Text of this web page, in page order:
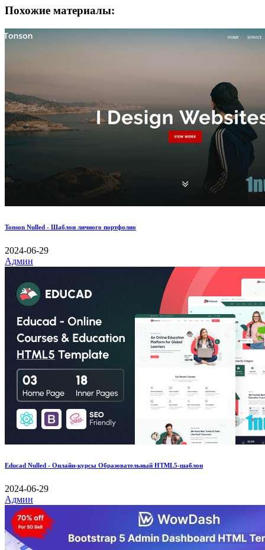
Похожие материалы:
Tonson Nulled - Шаблон личного портфолио
2024-06-29
Админ
Educad Nulled - Онлайн-курсы Образовательный HTML5-шаблон
2024-06-29
Админ